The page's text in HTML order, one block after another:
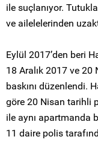
ile suçlanıyor.
ve ailelelerinden
Eylül 2017’den beri
18 Aralık 2017 ve
baskını düzenlendi.
göre 20 Nisan tarihli
ile aynı apartmanda
11 daire polis